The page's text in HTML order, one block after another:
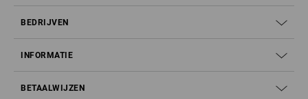
BEDRIJVEN
INFORMATIE
BETAALWIJZEN